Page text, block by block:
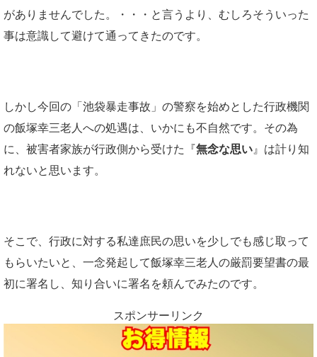
がありませんでした。・・・と言うより、むしろそういった
事は意識して避けて通ってきたのです。
しかし今回の「池袋暴走事故」の警察を始めとした行政機関
の飯塚幸三老人への処遇は、いかにも不自然です。その為
に、被害者家族が行政側から受けた『無念な思い 』は計り知
れないと思います。
そこで、行政に対する私達庶民の思いを少しでも感じ取って
もらいたいと、一念発起して飯塚幸三老人の厳罰要望書の最
初に署名し、知り合いに署名を頼んでみたのです。
スポンサーリンク